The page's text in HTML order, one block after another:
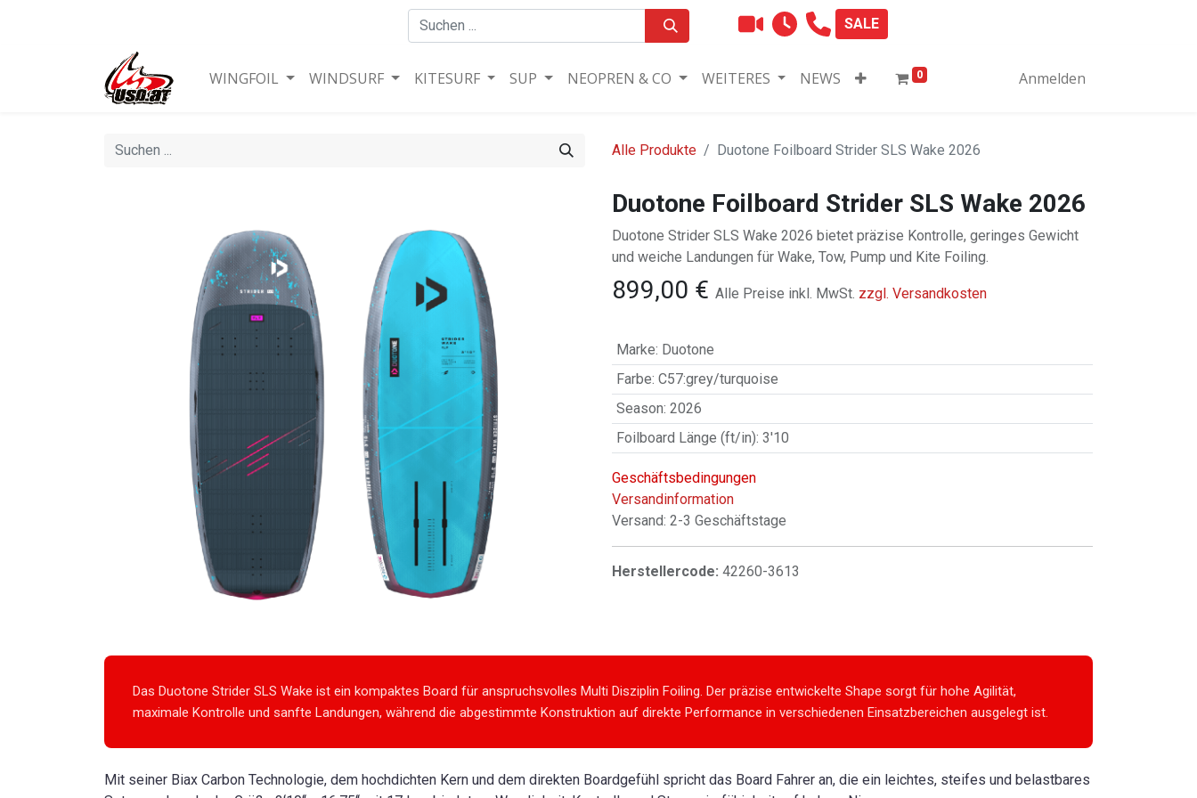
SALE
WINGFOIL WINDSURF KITESURF SUP NEOPREN & CO WEITERES NEWS 0 Anmelden
Alle Produkte Duotone Foilboard Strider SLS Wake 2026
Duotone Foilboard Strider SLS Wake 2026
Duotone Strider SLS Wake 2026 bietet präzise Kontrolle, geringes Gewicht
und weiche Landungen für Wake, Tow, Pump und Kite Foiling.
899,00 € Alle Preise inkl. MwSt. zzgl. Versandkosten
Marke: Duotone
Farbe: C57:grey/turquoise
Season: 2026
Foilboard Länge (ft/in): 3'10
Geschäftsbedingungen
Versandinformation
Versand: 2-3 Geschäftstage
Herstellercode: 42260-3613
Das Duotone Strider SLS Wake ist ein kompaktes Board für anspruchsvolles Multi Disziplin Foiling. Der präzise entwickelte Shape sorgt für hohe Agilität,
maximale Kontrolle und sanfte Landungen, während die abgestimmte Konstruktion auf direkte Performance in verschiedenen Einsatzbereichen ausgelegt ist.
Mit seiner Biax Carbon Technologie, dem hochdichten Kern und dem direkten Boardgefühl spricht das Board Fahrer an, die ein leichtes, steifes und belastbares